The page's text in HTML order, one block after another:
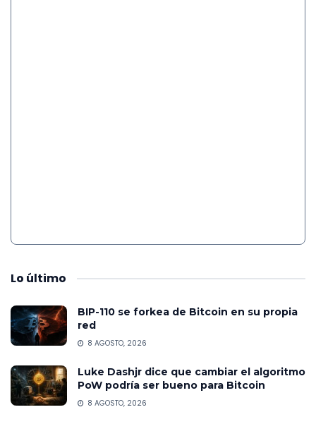
Lo último
BIP-110 se forkea de Bitcoin en su propia
red
8 AGOSTO, 2026
Luke Dashjr dice que cambiar el algoritmo
PoW podría ser bueno para Bitcoin
8 AGOSTO, 2026